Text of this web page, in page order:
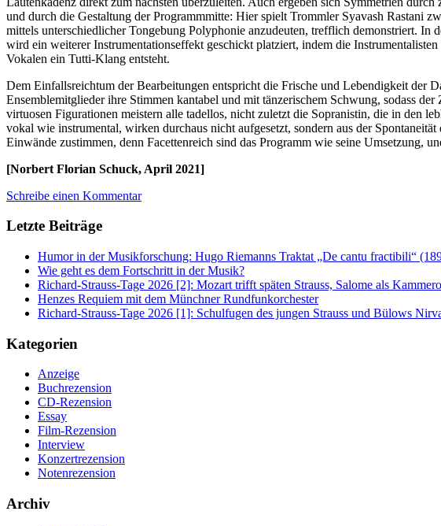
und durch die Gestaltung der Programmmitte: Hier spielt Trommler Syavash Rastani
mittels unterschiedlicher Tongebung Polyphonie anzudeuten, trefflich demonstriert. In
wird ein weiterer Instrumentationseffekt geschickt platziert, indem die
Vokalen ein Tutti-Klang entsteht.
Dem Einfallsreichtum der Bearbeitungen entspricht die Frische und Lebendigkeit der
Ensemblemitglieder ihre Stimmen kantabel und mit tänzerischem Schwung, sodass
virtuosen Figurationen meistern alle tadellos, nicht zuletzt die Sopranistin, die in den
vokal wie instrumental, wirken durchaus nicht aufgesetzt, sondern aus der
Einwände zustimmen, denn Facettenreich sind das Programm wie seine Umsetzung,
[Norbert Florian Schuck, April 2021]
Schreibe einen Kommentar
Letzte Beiträge
Humor in der Musikforschung: Hugo Riemanns Traktat „De cantu fractibili“
Wie geht es dem Fortschritt in der Musik?
Richard-Strauss-Tage 2026 [2]: Mozart trifft späten Strauss, Salome als
Henzes Requiem mit dem Münchner Rundfunkorchester
Richard-Strauss-Tage 2026 [1]: Schulfugen des jungen Strauss und Bülows
Kategorien
Anzeige
Buchrezension
CD-Rezension
Essay
Film-Rezension
Interview
Konzertrezension
Notenrezension
Archiv